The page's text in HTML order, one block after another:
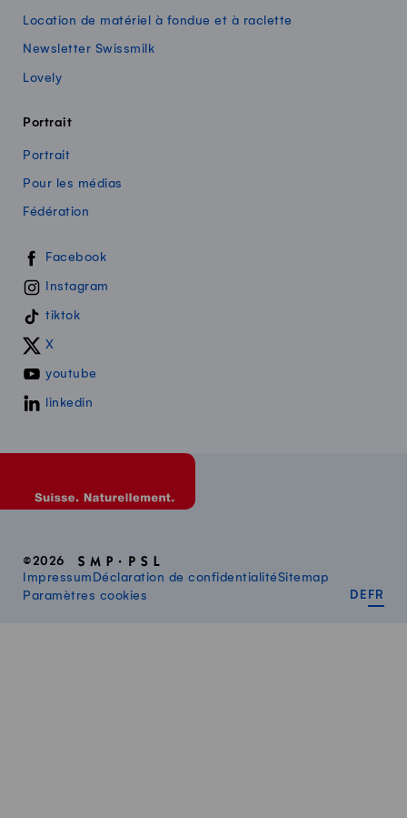
Location de matériel à fondue et à raclette
Newsletter Swissmilk
Lovely
Portrait
Portrait
Pour les médias
Fédération
Swissmilk sur les réseaux sociaux
Facebook
Instagram
tiktok
X
youtube
linkedin
©2026
Impressum Déclaration de confidentialitéSitemap
Paramètres cookies
DE FR